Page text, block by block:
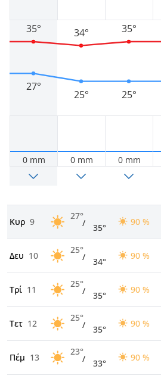
27°
35°
0 mm
25°
34°
0 mm
25°
35°
0 mm
Κυρ 9
27°
/ 35°
90 %
Δευ 10
25°
/ 34°
90 %
Τρί 11
25°
/ 35°
90 %
Τετ 12
25°
/ 35°
90 %
Πέμ 13
23°
/ 33°
90 %